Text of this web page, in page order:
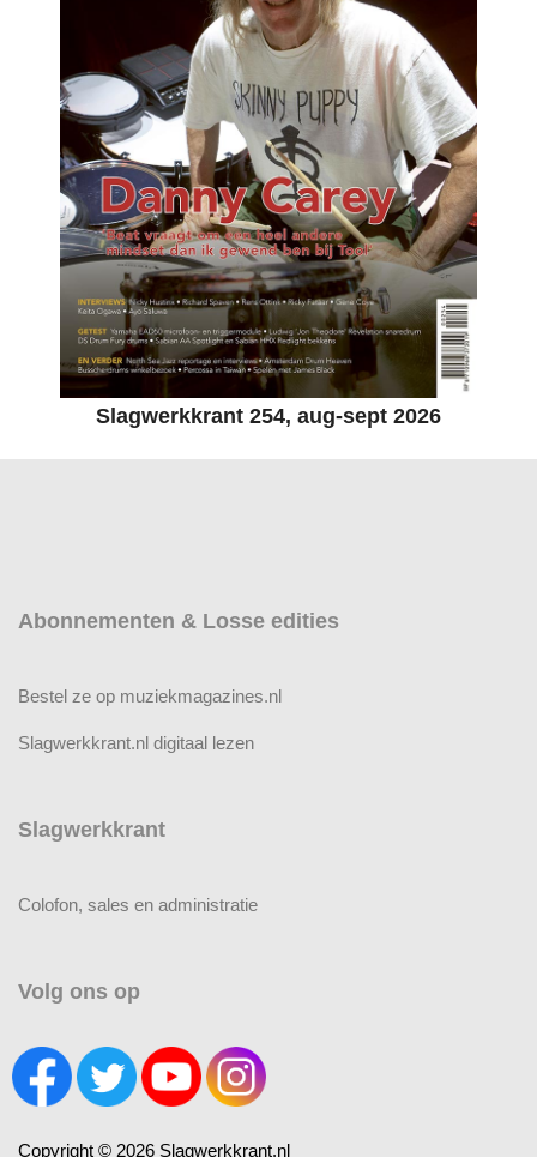
Slagwerkkrant 254, aug-sept 2026
Abonnementen & Losse edities
Bestel ze op muziekmagazines.nl
Slagwerkkrant.nl digitaal lezen
Slagwerkkrant
Colofon, sales en administratie
Volg ons op
Copyright © 2026 Slagwerkkrant.nl